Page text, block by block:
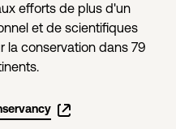
efforts de plus d'un
et de scientifiques
la conservation dans 79